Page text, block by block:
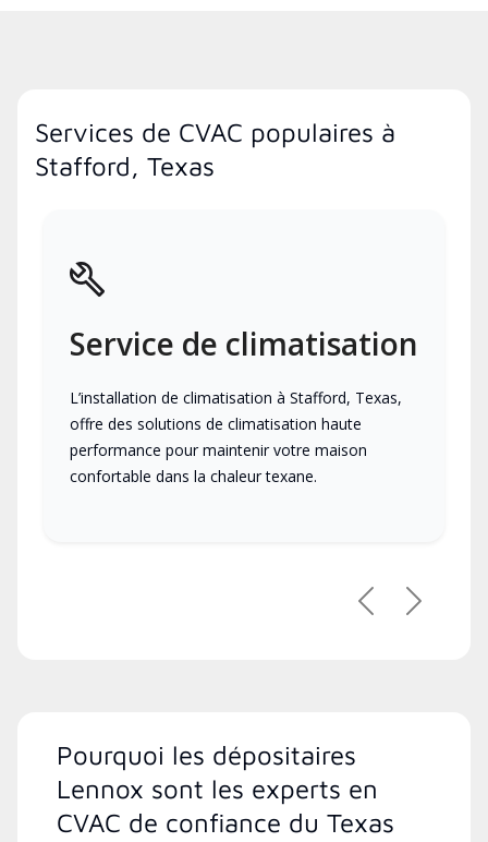
Services de CVAC populaires à
Stafford, Texas
Service de climatisation
L’installation de climatisation à Stafford, Texas,
offre des solutions de climatisation haute
performance pour maintenir votre maison
confortable dans la chaleur texane.
PrécédentSuivant
Pourquoi les dépositaires
Lennox sont les experts en
CVAC de confiance du Texas